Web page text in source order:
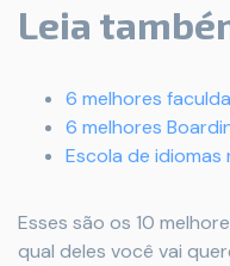
Leia
6 melhores
6 melhores
Escola de
Esses são os 10
qual deles você vai